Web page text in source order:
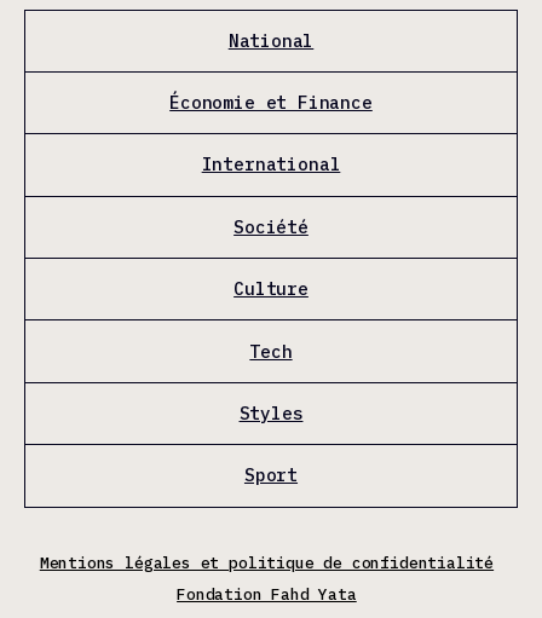
National
Économie et Finance
International
Société
Culture
Tech
Styles
Sport
Mentions légales et politique de confidentialité
Fondation Fahd Yata